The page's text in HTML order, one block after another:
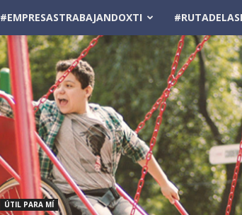
#EMPRESASTRABAJANDOXTI
ÚTIL PARA MÍ